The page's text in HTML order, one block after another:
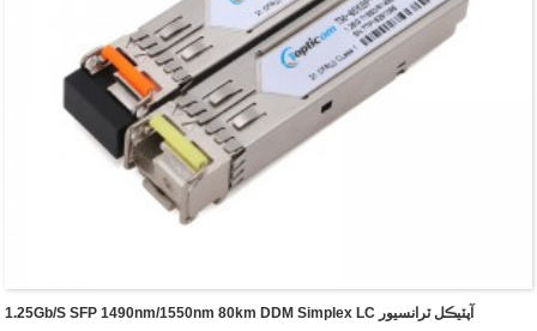
1.25Gb/s SFP 1490nm/1550nm 80km DDM Simplex LC آپٽيڪل ٽرانسيور